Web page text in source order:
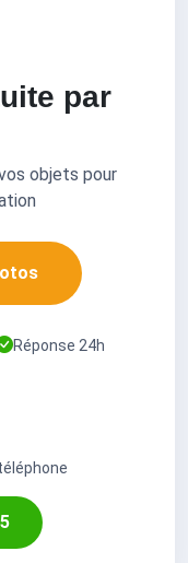
par
objets pour
Réponse 24h